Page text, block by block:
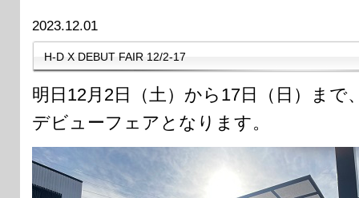
2023.12.01
H-D X DEBUT FAIR 12/2-17
明日12月2日（土）から17日（日）ま
デビューフェアとなります。